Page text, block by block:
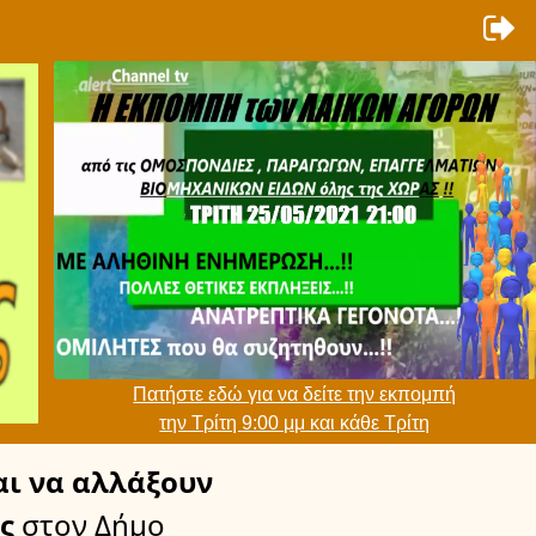
Πατήστε εδώ για να δείτε την εκπομπή
την Τρίτη 9:00 μμ και κάθε Τρίτη
να αλλάξουν
στον Δήμο